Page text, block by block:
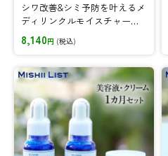
シワ改善&シミ予防を叶えるメ
ディリンクルモイスチャーク
リーム!ナイアシンアミド&独
自成分メディモイスチャー配
8,140円 (税込)